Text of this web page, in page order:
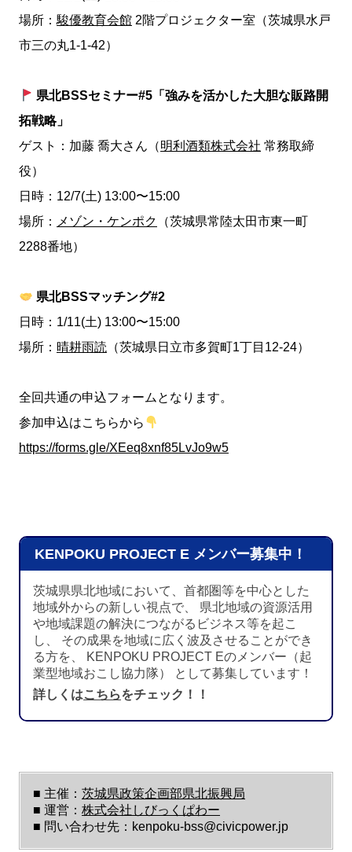
場所： 駿優教育会館 2階プロジェクター室（茨城県水戸
市三の丸1-1-42）
県北BSSセミナー#5「強みを活かした大胆な販路開
拓戦略」
ゲスト：加藤 喬大さん（明利酒類株式会社 常務取締
役）
日時：12/7(土) 13:00〜15:00
場所：
メゾン・ケンポク
（茨城県常陸太田市東一町
2288番地）
県北BSSマッチング#2
日時：1/11(土) 13:00〜15:00
場所： 晴耕雨読 （茨城県日立市多賀町1丁目12-24）
全回共通の申込フォームとなります。
参加申込はこちらから
https://forms.gle/XEeq8xnf85LvJo9w5
KENPOKU PROJECT E メンバー募集中！
茨城県県北地域において、首都圏等を中心とした
地域外からの新しい視点で、 県北地域の資源活用
や地域課題の解決につながるビジネス等を起こ
し、 その成果を地域に広く波及させることができ
る方を、 KENPOKU PROJECT Eのメンバー（起
業型地域おこし協力隊） として募集しています！
詳しくはこちらをチェック！！
■ 主催： 茨城県政策企画部県北振興局
■ 運営： 株式会社しびっくぱわー
■ 問い合わせ先：kenpoku-bss@civicpower.jp